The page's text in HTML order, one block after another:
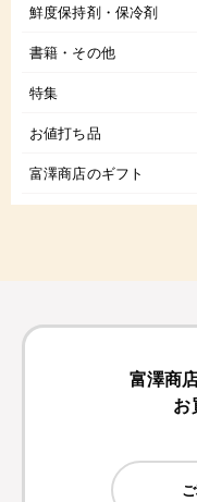
鮮度保持剤・保冷剤
書籍・その他
特集
お値打ち品
富澤商店のギフト
富澤商
お